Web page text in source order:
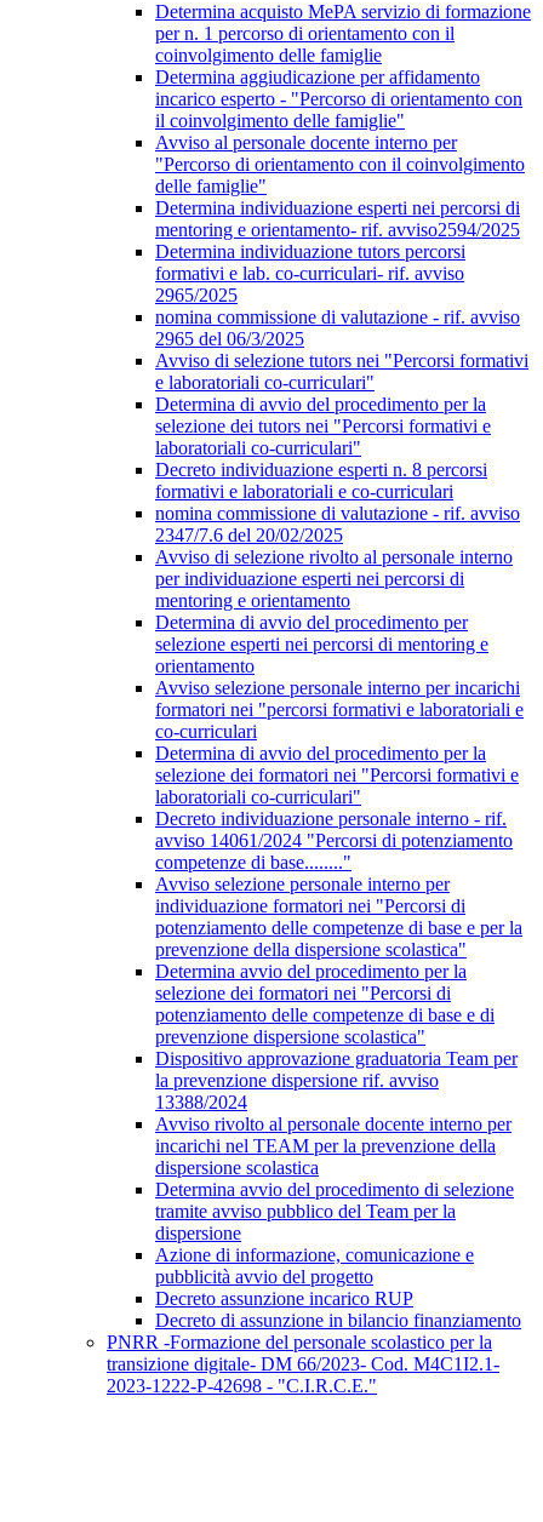
Determina acquisto MePA servizio di formazione
per n. 1 percorso di orientamento con il
coinvolgimento delle famiglie
Determina aggiudicazione per affidamento
incarico esperto - "Percorso di orientamento con
il coinvolgimento delle famiglie"
Avviso al personale docente interno per
"Percorso di orientamento con il coinvolgimento
delle famiglie"
Determina individuazione esperti nei percorsi di
mentoring e orientamento- rif. avviso2594/2025
Determina individuazione tutors percorsi
formativi e lab. co-curriculari- rif. avviso
2965/2025
nomina commissione di valutazione - rif. avviso
2965 del 06/3/2025
Avviso di selezione tutors nei "Percorsi formativi
e laboratoriali co-curriculari"
Determina di avvio del procedimento per la
selezione dei tutors nei "Percorsi formativi e
laboratoriali co-curriculari"
Decreto individuazione esperti n. 8 percorsi
formativi e laboratoriali e co-curriculari
nomina commissione di valutazione - rif. avviso
2347/7.6 del 20/02/2025
Avviso di selezione rivolto al personale interno
per individuazione esperti nei percorsi di
mentoring e orientamento
Determina di avvio del procedimento per
selezione esperti nei percorsi di mentoring e
orientamento
Avviso selezione personale interno per incarichi
formatori nei "percorsi formativi e laboratoriali e
co-curriculari
Determina di avvio del procedimento per la
selezione dei formatori nei "Percorsi formativi e
laboratoriali co-curriculari"
Decreto individuazione personale interno - rif.
avviso 14061/2024 "Percorsi di potenziamento
competenze di base........"
Avviso selezione personale interno per
individuazione formatori nei "Percorsi di
potenziamento delle competenze di base e per la
prevenzione della dispersione scolastica"
Determina avvio del procedimento per la
selezione dei formatori nei "Percorsi di
potenziamento delle competenze di base e di
prevenzione dispersione scolastica"
Dispositivo approvazione graduatoria Team per
la prevenzione dispersione rif. avviso
13388/2024
Avviso rivolto al personale docente interno per
incarichi nel TEAM per la prevenzione della
dispersione scolastica
Determina avvio del procedimento di selezione
tramite avviso pubblico del Team per la
dispersione
Azione di informazione, comunicazione e
pubblicità avvio del progetto
Decreto assunzione incarico RUP
Decreto di assunzione in bilancio finanziamento
PNRR -Formazione del personale scolastico per la
transizione digitale- DM 66/2023- Cod. M4C1I2.1-
2023-1222-P-42698 - "C.I.R.C.E."